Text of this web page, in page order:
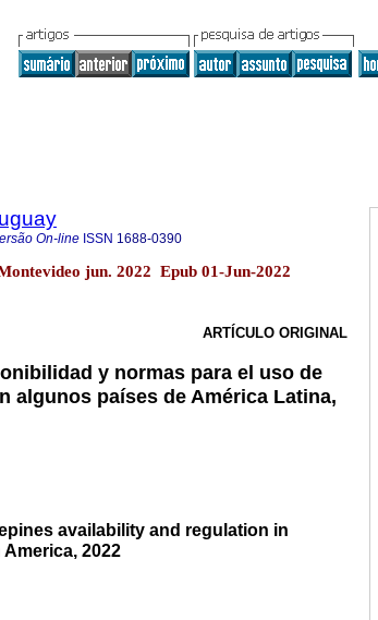
On-line ISSN 1688-0390
jun. 2022 Epub 01-Jun-2022
ARTÍCULO ORIGINAL
y normas para el uso de
algunos países de América Latina,
availability and regulation in
2022